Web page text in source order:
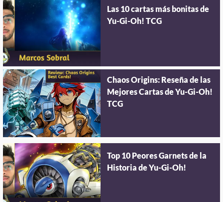
Las 10 cartas más bonitas de
Yu-Gi-Oh! TCG
Chaos Origins: Reseña de las
Mejores Cartas de Yu-Gi-Oh!
TCG
Top 10 Peores Garnets de la
Historia de Yu-Gi-Oh!